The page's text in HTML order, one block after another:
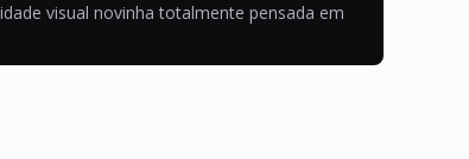
visual novinha totalmente pensada em